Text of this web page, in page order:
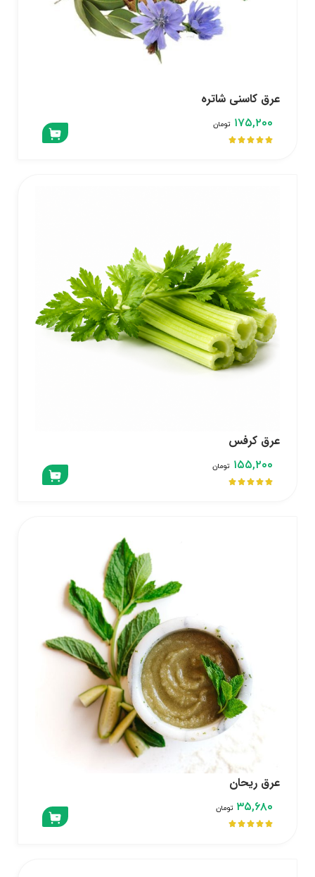
عرق کاسنی شاتره
۱۷۵,۲۰۰ تومان





عرق کرفس
۱۵۵,۲۰۰ تومان





عرق ریحان
۳۵,۶۸۰ تومان




